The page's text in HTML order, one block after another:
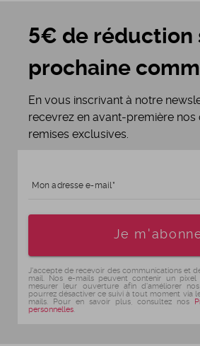
5€ de réduction
prochaine
En vous inscrivant à notre
recevrez en avant-première nos
remises exclusives.
Mon adresse e-mail
Je
J'accepte de recevoir des communications et
mail. Nos e-mails peuvent contenir un
mesurer leur ouverture afin d'améliorer
pourrez désactiver ce suivi à tout moment via
mails. Pour en savoir plus, consultez nos
personnelles